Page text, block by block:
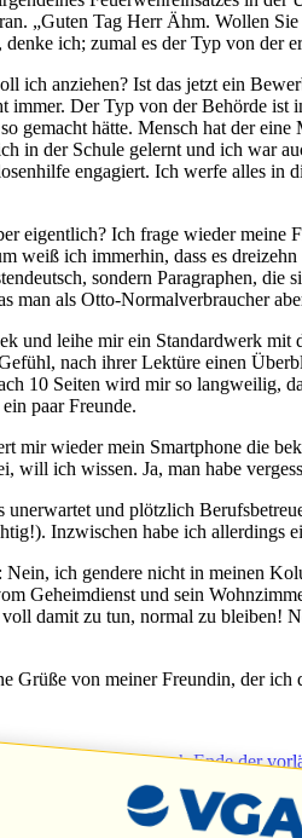
„Guten Tag Herr Ähm. Wollen
ich; zumal es der Typ von der
ich anziehen? Ist das jetzt ein
immer. Der Typ von der Behörde ist
gemacht hätte. Mensch hat der
in der Schule gelernt und ich war
engagiert. Ich werfe alles in
eigentlich? Ich frage wieder
weiß ich immerhin, dass es
sondern Paragraphen, die
man als Otto-Normalverbraucher
und leihe mir ein Standardwerk mit
nach ihrer Lektüre einen
10 Seiten wird mir so langweilig,
paar Freunde.
mir wieder mein Smartphone die
will ich wissen. Ja, man habe
unerwartet und plötzlich
Inzwischen habe ich allerdings
ich gendere nicht in meinen
Geheimdienst und sein
damit zu tun, normal zu bleiben!
Grüße von meiner Freundin, der
als Erstbetreuung nach Ende der
des BVfB in Zeiten